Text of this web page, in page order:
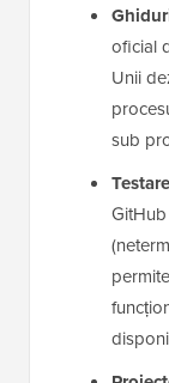
oficial
Unii
sub